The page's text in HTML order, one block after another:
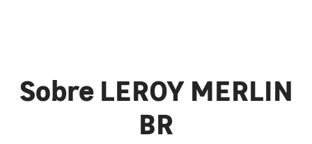
Sobre LEROY MERLIN
BR